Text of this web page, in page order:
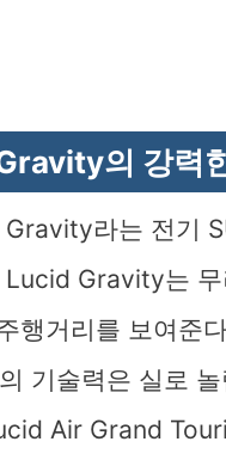
의 강력
라는 전기
Gravity는
행거리를 보여준
기술력은 실로
Air Grand